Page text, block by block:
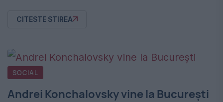
CITESTE STIREA
SOCIAL
Andrei Konchalovsky vine la Bucureşti